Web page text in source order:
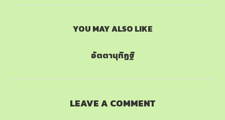
YOU MAY ALSO LIKE
อัตตานุทิฏฐิ
LEAVE A COMMENT